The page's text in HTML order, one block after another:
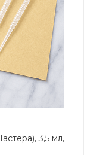
3,5 мл,